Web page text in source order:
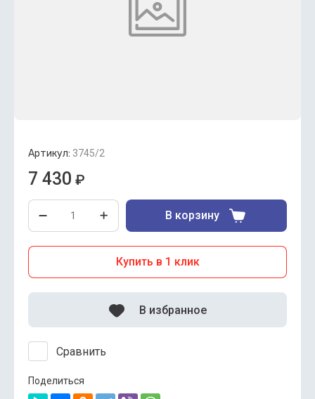
Артикул: 3745/2
7 430 ₽
В корзину
Купить в 1 клик
Сравнить
В избранное
Поделиться